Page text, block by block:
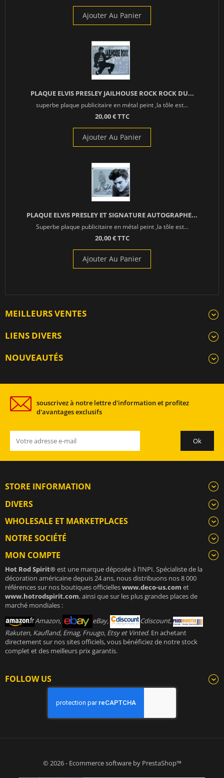
Ajouter Au Panier
PLAQUE ELVIS PRESLEY JAILHOUSE ROCK ROCK DU...
superbe plaque publicitaire en métal peint ,la tôle est...
20,00 € TTC
Ajouter Au Panier
PLAQUE ELVIS PRESLEY ET SIGNATURE AUTOGRAPHE...
Superbe plaque publicitaire en métal peint ,la tôle est...
20,00 € TTC
Ajouter Au Panier
MEILLEURS VENTES
LIENS DIVERS
NOUVEAUTÉS
souscrivez à notre lettre d'information et profitez
d'avantages exclusifs
STORE INFORMATION
DIVERS
WHOLESALE ET MARKETPLACES
NOTRE SOCIÉTÉ
MON COMPTE
Hot Rod Spirit®est une marque déposée à l’INPI. Spécialiste de la
décoration américaine depuis 24 ans, nous distribuons nos 8 000
références sur nos boutiques officielleswww.deco-us.com et
www.hotrodspirit.com, ainsi que sur les plus grandes places de
marché mondiales :
Amazon,
eBay,
Cdiscount,
Rakuten, Kaufland, Emag, Fruugo, Etsy et Vinted. En achetant
directement sur nos sites officiels, vous bénéficiez de notre stock
complet et des meilleurs prix garantis.
FOLLOW US
© 2026 - Ecommerce software by PrestaShop™